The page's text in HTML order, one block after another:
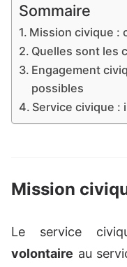
Sommaire
Mission civique :
Quelles sont les
Engagement
possibles
Service civique :
Mission
Le service
volontaire au